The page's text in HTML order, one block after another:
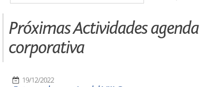
Próximas Actividades agenda
corporativa
19/12/2022